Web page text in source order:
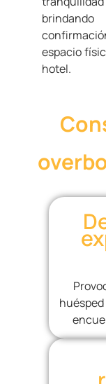
espacio
hotel.
huésped